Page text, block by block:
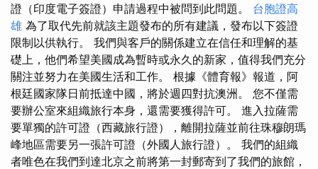
證（印度電子簽證）申請過程中被問到此問題。 台胞證高
雄 為了取代先前就該主題發布的所有建議，發布以下簽證
限制以供執行。 我們與客戶的關係建立在信任和理解的基
礎上，他們希望美國成為暫時或永久的新家，值得我們充分
關注並努力在美國生活和工作。 根據《體育報》報道，阿
根廷國家隊日前抵達中國，將於週四對抗澳洲。 您不僅需
要辦公室來組織旅行本身，還需要獲得許可。 進入拉薩需
要單獨的許可證（西藏旅行證），離開拉薩並前往珠穆朗瑪
峰地區需要另一張許可證（外國人旅行證）。 我們的組織
者唯色在我們到達北京之前將第一封郵寄到了我們的旅館，